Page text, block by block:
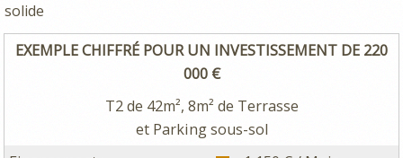
solide
EXEMPLE CHIFFRÉ POUR UN INVESTISSEMENT DE 220
000 €
T2 de 42m², 8m² de Terrasse
et Parking sous-sol